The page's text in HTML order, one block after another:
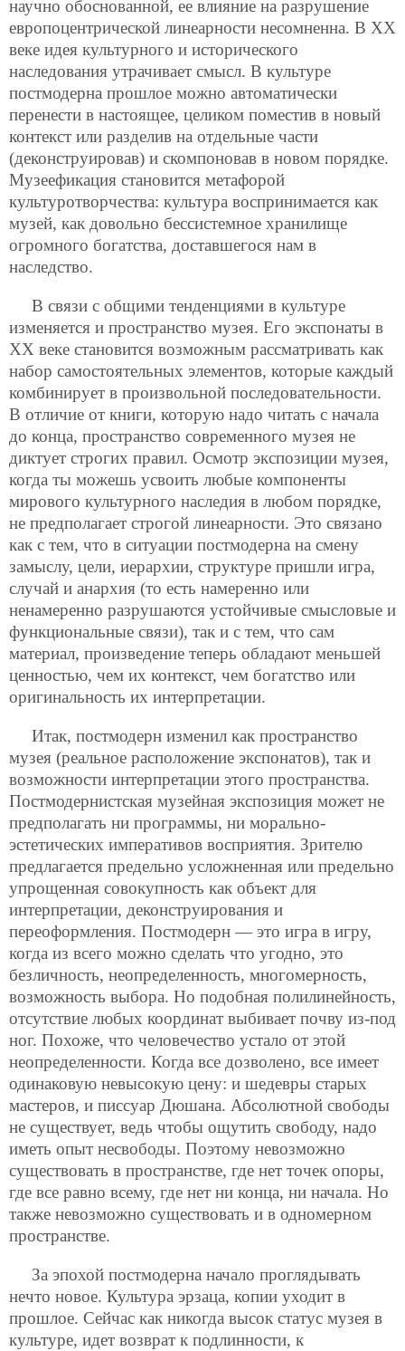
научно обоснованной, ее влияние на разрушение
европоцентрической линеарности несомненна. В ХХ
веке идея культурного и исторического
наследования утрачивает смысл. В культуре
постмодерна прошлое можно автоматически
перенести в настоящее, целиком поместив в новый
контекст или разделив на отдельные части
(деконструировав) и скомпоновав в новом порядке.
Музеефикация становится метафорой
культуротворчества: культура воспринимается как
музей, как довольно бессистемное хранилище
огромного богатства, доставшегося нам в
наследство.
В связи с общими тенденциями в культуре
изменяется и пространство музея. Его экспонаты в
ХХ веке становится возможным рассматривать как
набор самостоятельных элементов, которые каждый
комбинирует в произвольной последовательности.
В отличие от книги, которую надо читать с начала
до конца, пространство современного музея не
диктует строгих правил. Осмотр экспозиции музея,
когда ты можешь усвоить любые компоненты
мирового культурного наследия в любом порядке,
не предполагает строгой линеарности. Это связано
как с тем, что в ситуации постмодерна на смену
замыслу, цели, иерархии, структуре пришли игра,
случай и анархия (то есть намеренно или
ненамеренно разрушаются устойчивые смысловые и
функциональные связи), так и с тем, что сам
материал, произведение теперь обладают меньшей
ценностью, чем их контекст, чем богатство или
оригинальность их интерпретации.
Итак, постмодерн изменил как пространство
музея (реальное расположение экспонатов), так и
возможности интерпретации этого пространства.
Постмодернистская музейная экспозиция может не
предполагать ни программы, ни морально-
эстетических императивов восприятия. Зрителю
предлагается предельно усложненная или предельно
упрощенная совокупность как объект для
интерпретации, деконструирования и
переоформления. Постмодерн — это игра в игру,
когда из всего можно сделать что угодно, это
безличность, неопределенность, многомерность,
возможность выбора. Но подобная полилинейность,
отсутствие любых координат выбивает почву из-под
ног. Похоже, что человечество устало от этой
неопределенности. Когда все дозволено, все имеет
одинаковую невысокую цену: и шедевры старых
мастеров, и писсуар Дюшана. Абсолютной свободы
не существует, ведь чтобы ощутить свободу, надо
иметь опыт несвободы. Поэтому невозможно
существовать в пространстве, где нет точек опоры,
где все равно всему, где нет ни конца, ни начала. Но
также невозможно существовать и в одномерном
пространстве.
За эпохой постмодерна начало проглядывать
нечто новое. Культура эрзаца, копии уходит в
прошлое. Сейчас как никогда высок статус музея в
культуре, идет возврат к подлинности, к